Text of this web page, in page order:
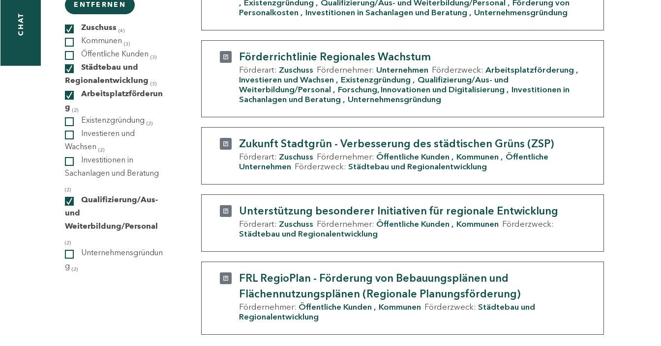
CHAT
ENTFERNEN
Zuschuss (4)
Kommunen (3)
Öffentliche Kunden (3)
Städtebau und
Regionalentwicklung (3)
Arbeitsplatzförderun
g (2)
Existenzgründung (2)
Investieren und
Wachsen (2)
Investitionen in
Sachanlagen und Beratung
(2)
Qualifizierung/Aus-
und
Weiterbildung/Personal
(2)
Unternehmensgründun
g (2)
Existenzgründung
Qualifizierung/Aus- und Weiterbildung/Personal
Förderung von
Personalkosten
Investitionen in Sachanlagen und Beratung Unternehmensgründung
Förderrichtlinie Regionales Wachstum
Förderart: Zuschuss Fördernehmer: Unternehmen Förderzweck: Arbeitsplatzförderung
Investieren und Wachsen
Existenzgründung
Qualifizierung/Aus- und
Weiterbildung/Personal
Forschung, Innovationen und Digitalisierung
Investitionen in
Sachanlagen und Beratung
Unternehmensgründung
Zukunft Stadtgrün - Verbesserung des städtischen Grüns (ZSP)
Förderart: Zuschuss Fördernehmer: Öffentliche Kunden Kommunen
Öffentliche
Unternehmen Förderzweck: Städtebau und Regionalentwicklung
Unterstützung besonderer Initiativen für regionale Entwicklung
Förderart: Zuschuss Fördernehmer: Öffentliche Kunden Kommunen Förderzweck:
Städtebau und Regionalentwicklung
FRL RegioPlan - Förderung von Bebauungsplänen und
Flächennutzungsplänen (Regionale Planungsförderung)
Fördernehmer: Öffentliche Kunden Kommunen Förderzweck: Städtebau und
Regionalentwicklung